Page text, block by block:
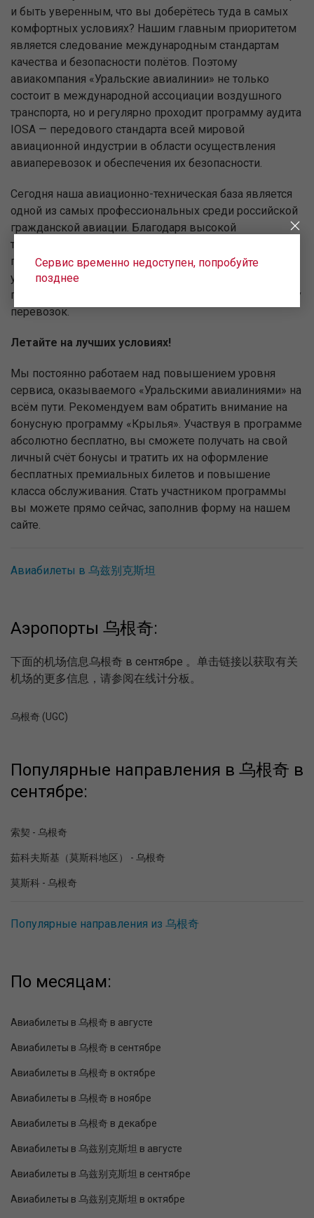
и быть уверенным, что вы доберётесь туда в самых
комфортных условиях? Нашим главным приоритетом
является следование международным стандартам
качества и безопасности полётов. Поэтому
авиакомпания «Уральские авиалинии» не только
состоит в международной ассоциации воздушного
транспорта, но и регулярно проходит программу аудита
IOSA — передового стандарта всей мировой
авиационной индустрии в области осуществления
авиаперевозок и обеспечения их безопасности.
Сегодня наша авиационно-техническая база является
одной из самых профессиональных среди российской
гражданской авиации. Благодаря высокой
технической оснащённости авиапарка,
профессионализму лётной команды и высокому
уровню сервиса «Уральские авиалинии» входят в
пятёрку ведущих российских авиакомпаний по объёму
перевозок.
Летайте на лучших условиях!
Мы постоянно работаем над повышением уровня
сервиса, оказываемого «Уральскими авиалиниями» на
всём пути. Рекомендуем вам обратить внимание на
бонусную программу «Крылья». Участвуя в программе
абсолютно бесплатно, вы сможете получать на свой
личный счёт бонусы и тратить их на оформление
бесплатных премиальных билетов и повышение
класса обслуживания. Стать участником программы
вы можете прямо сейчас, заполнив форму на нашем
сайте.
Авиабилеты в 乌兹别克斯坦
Аэропорты 乌根奇:
下面的机场信息乌根奇 в сентябре 。单击链接以获取有关
机场的更多信息，请参阅在线计分板。
乌根奇 (UGC)
Популярные направления в 乌根奇 в
сентябре:
索契 - 乌根奇
茹科夫斯基（莫斯科地区） - 乌根奇
莫斯科 - 乌根奇
Популярные направления из 乌根奇
По месяцам:
Авиабилеты в 乌根奇 в августе
Авиабилеты в 乌根奇 в сентябре
Авиабилеты в 乌根奇 в октябре
Авиабилеты в 乌根奇 в ноябре
Авиабилеты в 乌根奇 в декабре
Авиабилеты в 乌兹别克斯坦 в августе
Авиабилеты в 乌兹别克斯坦 в сентябре
Авиабилеты в 乌兹别克斯坦 в октябре
Сервис временно недоступен, попробуйте
позднее